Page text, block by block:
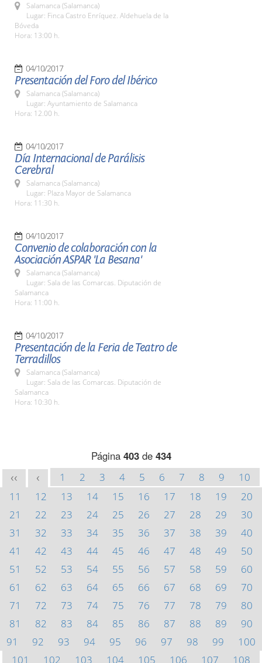
Salamanca (Salamanca)
Lugar: Finca Castro Enríquez. Aldehuela de la
Bóveda
Hora: 13:00 h.
04/10/2017
Presentación del Foro del Ibérico
Salamanca (Salamanca)
Lugar: Ayuntamiento de Salamanca
Hora: 12.00 h.
04/10/2017
Día Internacional de Parálisis
Cerebral
Salamanca (Salamanca)
Lugar: Plaza Mayor de Salamanca
Hora: 11:30 h.
04/10/2017
Convenio de colaboración con la
Asociación ASPAR 'La Besana'
Salamanca (Salamanca)
Lugar: Sala de las Comarcas. Diputación de
Salamanca
Hora: 11:00 h.
04/10/2017
Presentación de la Feria de Teatro de
Terradillos
Salamanca (Salamanca)
Lugar: Sala de las Comarcas. Diputación de
Salamanca
Hora: 10:30 h.
Página 403de 434
<< < 1 2 3 4 5 6 7 8 9
10
11
12 13 14 15 16 17 18 19
20
21
22 23 24 25 26 27 28 29
30
31
32 33 34 35 36 37 38 39
40
41
42 43 44 45 46 47 48 49
50
51
52 53 54 55 56 57 58 59
60
61
62 63 64 65 66 67 68 69
70
71
72 73 74 75 76 77 78 79
80
81
82 83 84 85 86 87 88 89
90
91
92 93 94 95 96 97 98 99
100
101
102 103 104 105 106 107
108